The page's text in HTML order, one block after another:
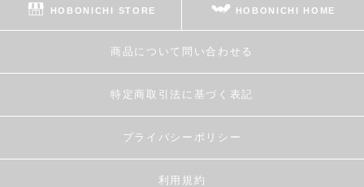
HOBONICHI STORE HOBONICHI HOME
商品について問い合わせる
特定商取引法に基づく表記
プライバシーポリシー
利用規約